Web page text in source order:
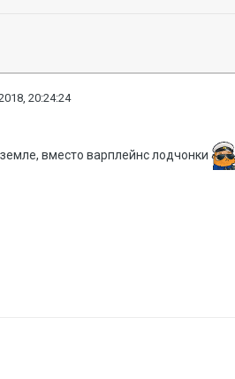
20:24:24
вместо варплейнс лодчонки